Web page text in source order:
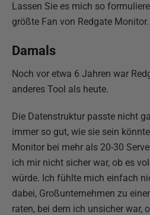
Lassen Sie es mich so
größte Fan von Redgate Monitor.
Damals
Noch vor etwa 6 Jahren war
anderes Tool als heute.
Die Datenstruktur passte nicht
immer so gut, wie sie sein
Monitor bei mehr als 20-30
ich mir nicht sicher war, ob es
würde. Ich fühlte mich einfach
dabei, Großunternehmen zu
raten, bei dem ich unsicher war,